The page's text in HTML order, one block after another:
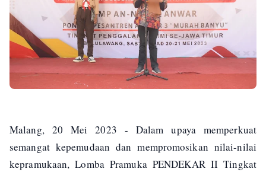
Malang, 20 Mei 2023 - Dalam upaya memperkuat
semangat kepemudaan dan mempromosikan nilai-nilai
kepramukaan, Lomba Pramuka PENDEKAR II Tingkat